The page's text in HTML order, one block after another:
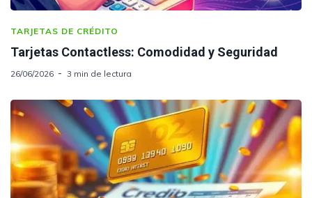
TARJETAS DE CRÉDITO
Tarjetas Contactless: Comodidad y Seguridad
26/06/2026 3 min de lectura